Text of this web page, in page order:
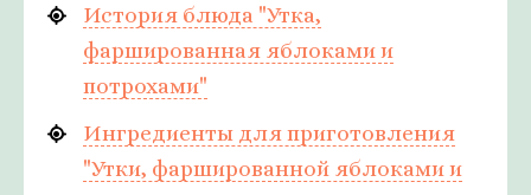
История блюда "Утка,
фаршированная яблоками и
потрохами"
Ингредиенты для приготовления
"Утки, фаршированной яблоками и